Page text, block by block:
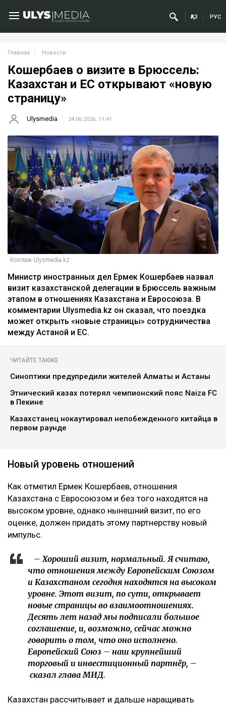
ҚАЗ РУС
Главная Новости
Кошербаев о визите в Брюссель:
Казахстан и ЕС открывают «новую
страницу»
Ulysmedia 24.06.2026, 11:41
Коллаж Ulysmedia.kz
Министр иностранных дел Ермек Кошербаев назвал
визит казахстанской делегации в Брюссель важным
этапом в отношениях Казахстана и Евросоюза. В
комментарии Ulysmedia.kz он сказал, что поездка
может открыть «новые страницы» сотрудничества
между Астаной и ЕС.
ЧИТАЙТЕ ТАКЖЕ
Синоптики предупредили жителей Алматы и Астаны
Этнический казах потерял чемпионский пояс Naiza FC
в Пекине
Казахстанец нокаутировал непобежденного китайца в
первом раунде
Новый уровень отношений
Как отметил Ермек Кошербаев, отношения
Казахстана с Евросоюзом и без того находятся на
высоком уровне, однако нынешний визит, по его
оценке, должен придать этому партнерству новый
импульс.
– Хороший визит, нормальный. Я считаю,
что отношения между Европейским Союзом
и Казахстаном сегодня находятся на высоком
уровне. Этот визит, по сути, открывает
новые страницы во взаимоотношениях.
Десять лет назад мы подписали большое
соглашение, и, возможно, сейчас можно
говорить о том, что оно исполнено.
Европейский Союз – наш крупнейший
торговый и инвестиционный партнёр, –
сказал глава МИД.
Казахстан рассчитывает и дальше наращивать